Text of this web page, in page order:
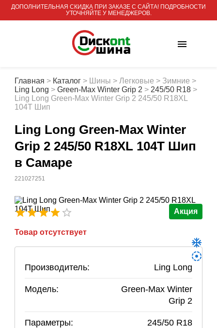
ДОПОЛНИТЕЛЬНАЯ СКИДКА ПРИ ЗАКАЗЕ С САЙТА! ПОДРОБНОСТИ
УТОЧНЯЙТЕ У МЕНЕДЖЕРОВ.
Главная > Каталог > Шины > Легковые > Зимние >
Ling Long > Green-Max Winter Grip 2 > 245/50 R18 >
Ling Long Green-Max Winter Grip 2 245/50 R18XL
104T Шип
Ling Long Green-Max Winter
Grip 2 245/50 R18XL 104T Шип
в Самаре
221027251
Акция
Товар отсутствует
Производитель: Ling Long
Модель:
Green-Max Winter
Grip 2
Параметры: 245/50 R18